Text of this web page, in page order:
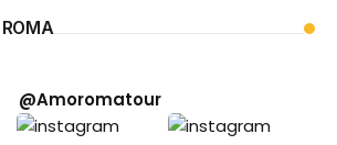
@Amoromatour